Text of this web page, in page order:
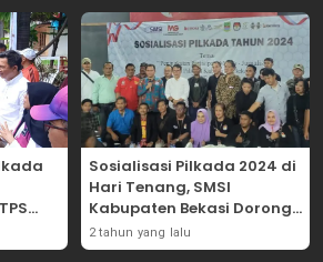
Sosialisasi Pilkada 2024 di
Hari Tenang, SMSI
Kabupaten Bekasi Dorong
Angka Partisipasi
Masyarakat
2 tahun yang lalu